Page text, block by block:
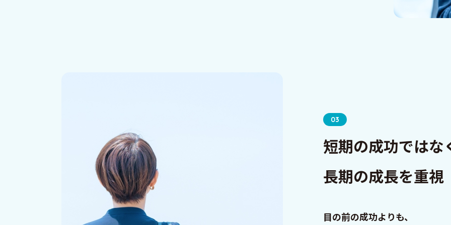
03
短期の成功ではな
長期の成長を重視
目の前の成功よりも、